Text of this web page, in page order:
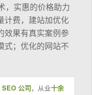
，实惠的价格助力
计费，建站加优化
效果有真实案例参
式；优化的网站不
公司，从业十余